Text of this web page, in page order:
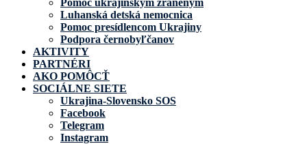
Pomoc ukrajinským zraneným
Luhanská detská nemocnica
Pomoc presídlencom Ukrajiny
Podpora černobyľčanov
AKTIVITY
PARTNÉRI
AKO POMÔCŤ
SOCIÁLNE SIETE
Ukrajina-Slovensko SOS
Facebook
Telegram
Instagram